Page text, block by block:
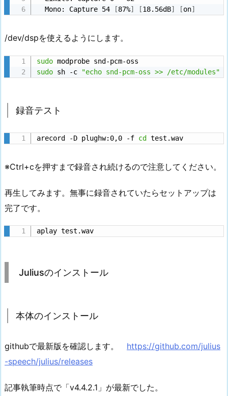
  Mono: Capture 54
[87%] [18.56dB] [on]
/dev/dspを使えるようにします。
sudo
sudo sh -c "echo snd-pcm-oss >> /etc/modules"
録音テスト
arecord -D plughw:0,0 -f cd test.wav
※Ctrl+cを押すまで録音され続けるので注意してください。
再生してみます。無事に録音されていたらセットアップは
完了です。
aplay test.wav
Juliusのインストール
本体のインストール
githubで最新版を確認します。 https://github.com/julius
-speech/julius/releases
記事執筆時点で「v4.4.2.1」が最新でした。